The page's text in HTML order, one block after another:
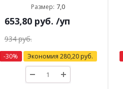
Размер: 7,0
653,80руб. /уп
934руб.
-30% Экономия 280,20руб.